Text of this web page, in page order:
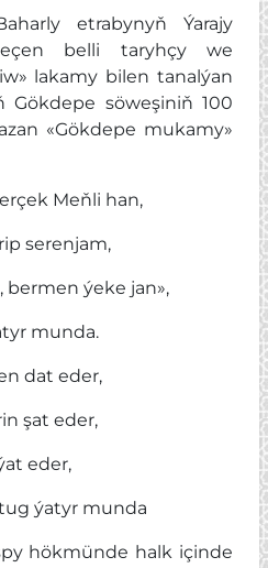
etrabynyň Ýarajy
belli taryhçy we
lakamy bilen tanalýan
Gökdepe söweşiniň 100
«Gökdepe mukamy»
Meňli han,
serenjam,
bermen ýeke jan»,
munda.
dat eder,
şat eder,
eder,
ýatyr munda
hökmünde halk içinde